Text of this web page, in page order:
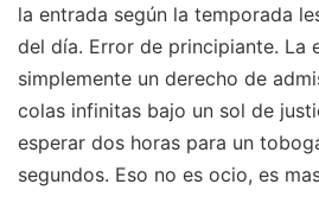
la entrada según la temporada
del día. Error de principiante. La
simplemente un derecho de
colas infinitas bajo un sol de
esperar dos horas para un
segundos. Eso no es ocio, es